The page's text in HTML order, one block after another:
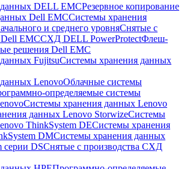
DELL EMCРезервное копирование
Dell EMCСистемы хранения
и среднего уровняСнятые с
EMCСХД DELL PowerProtectФлеш-
решения Dell EMC
FujitsuСистемы хранения данных
LenovoОблачные системы
определяемые системы
Системы хранения данных Lenovo
данных Lenovo StorwizeСистемы
ThinkSystem DEСистемы хранения
DMСистемы хранения данных
серии DSСнятые с производства СХД